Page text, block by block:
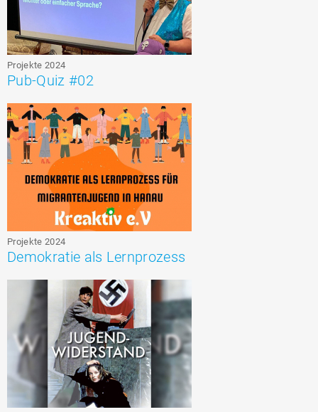
Projekte 2024
Pub-Quiz #02
Projekte 2024
Demokratie als Lernprozess